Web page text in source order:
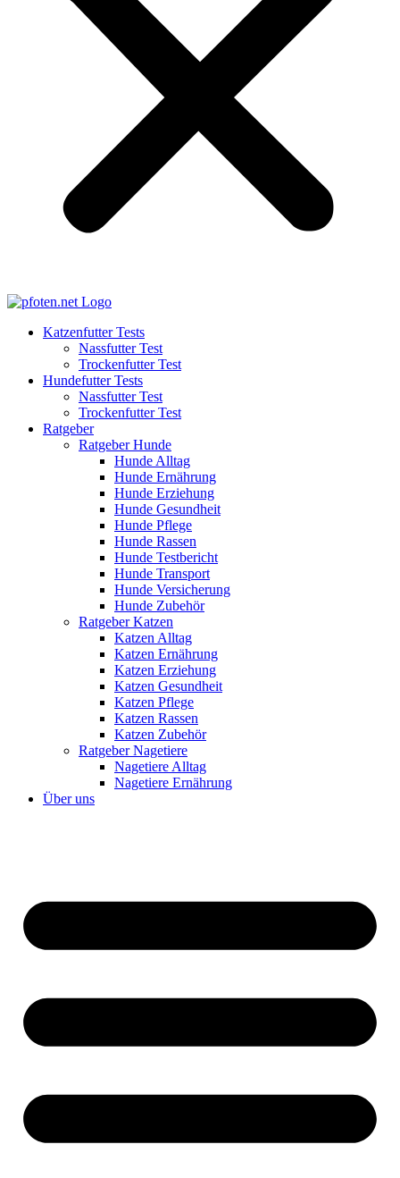
Katzenfutter Tests
Nassfutter Test
Trockenfutter Test
Hundefutter Tests
Nassfutter Test
Trockenfutter Test
Ratgeber
Ratgeber Hunde
Hunde Alltag
Hunde Ernährung
Hunde Erziehung
Hunde Gesundheit
Hunde Pflege
Hunde Rassen
Hunde Testbericht
Hunde Transport
Hunde Versicherung
Hunde Zubehör
Ratgeber Katzen
Katzen Alltag
Katzen Ernährung
Katzen Erziehung
Katzen Gesundheit
Katzen Pflege
Katzen Rassen
Katzen Zubehör
Ratgeber Nagetiere
Nagetiere Alltag
Nagetiere Ernährung
Über uns